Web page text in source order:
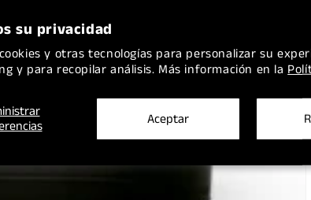
su privacidad
y otras tecnologías para personalizar su
y para recopilar análisis. Más información en la
Aceptar